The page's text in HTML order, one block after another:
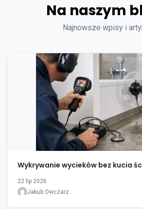
Na naszym
Najnowsze wpisy i
Wykrywanie wycieków bez kucia
22 lip 2026
Jakub Owczarz